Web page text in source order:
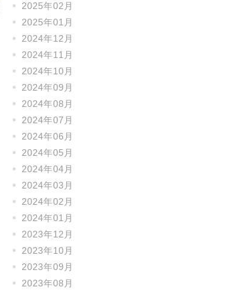
2025年02月
2025年01月
2024年12月
2024年11月
2024年10月
2024年09月
2024年08月
2024年07月
2024年06月
2024年05月
2024年04月
2024年03月
2024年02月
2024年01月
2023年12月
2023年10月
2023年09月
2023年08月